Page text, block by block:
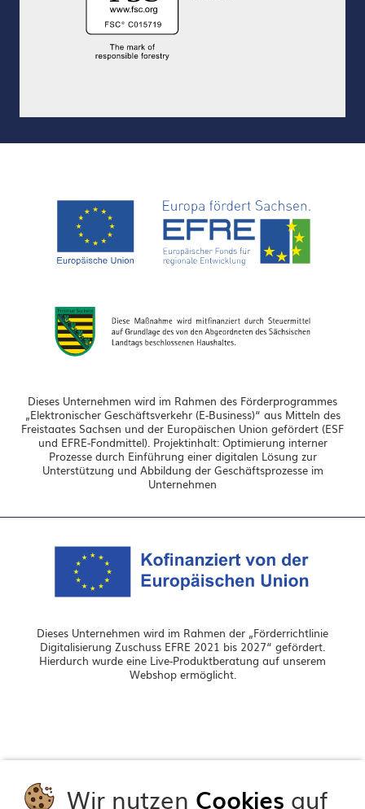
Dieses Unternehmen wird im Rahmen des Förderprogrammes
„Elektronischer Geschäftsverkehr (E-Business)“ aus Mitteln des
Freistaates Sachsen und der Europäischen Union gefördert (ESF
und EFRE-Fondmittel). Projektinhalt: Optimierung interner
Prozesse durch Einführung einer digitalen Lösung zur
Unterstützung und Abbildung der Geschäftsprozesse im
Unternehmen
Dieses Unternehmen wird im Rahmen der „Förderrichtlinie
Digitalisierung Zuschuss EFRE 2021 bis 2027“ gefördert.
Hierdurch wurde eine Live-Produktberatung auf unserem
Webshop ermöglicht.
Wir nutzen Cookies auf